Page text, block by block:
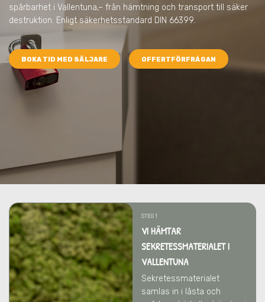
spårbarhet i Vallentuna,– från hämtning och transport till säker
destruktion. Enligt säkerhetsstandard DIN 66399.
BOKA TID MED SÄLJARE OFFERTFÖRFRÅGAN
STEG 1
VI HÄMTAR
SEKRETESSMATERIALET I
VALLENTUNA
Sekretessmaterialet
samlas in i låsta och